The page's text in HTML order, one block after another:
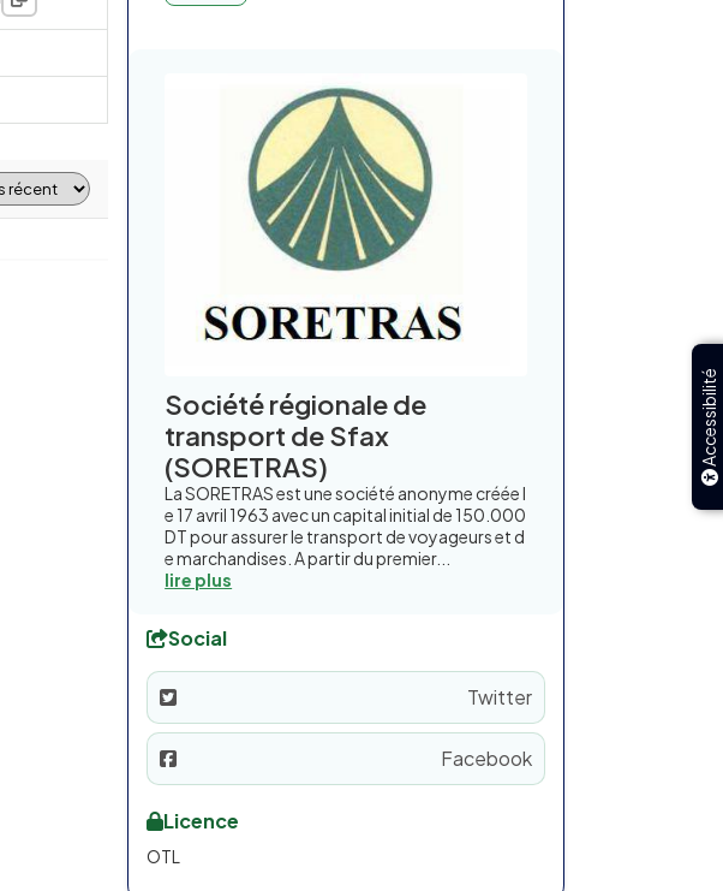
Accessibilité
Société régionale de
transport de Sfax
(SORETRAS)
La SORETRAS est une société anonyme créée l
e 17 avril 1963 avec un capital initial de 150.000
DT pour assurer le transport de voyageurs et d
e marchandises. A partir du premier...
lire plus
Social
Twitter
Facebook
Licence
OTL